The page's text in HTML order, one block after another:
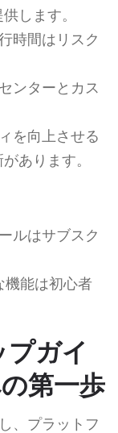
します。
時間はリスク
ンターとカス
を向上させる
あります。
ルはサブスク
能は初心者
ガイ
第一歩
、プラットフ